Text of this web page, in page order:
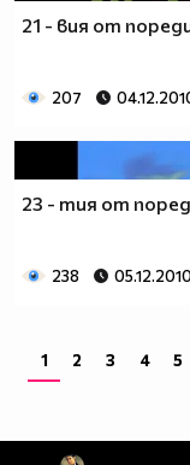
21 - вия от
207
23 - тия от
238 05.12.2010
1 2 3 4 5